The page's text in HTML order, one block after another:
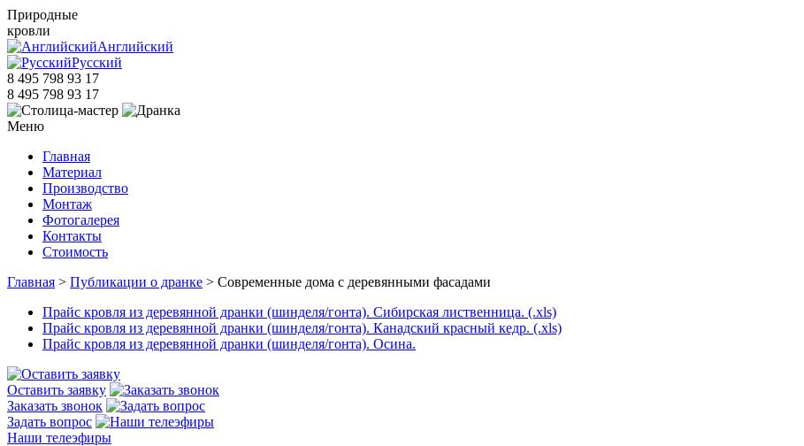
Природные
кровли
Английский
Русский
8 495 798 93 17
8 495 798 93 17
Меню
Главная
Материал
Производство
Монтаж
Фотогалерея
Контакты
Стоимость
Главная > Публикации о дранке > Современные дома с деревянными фасадами
Прайс кровля из деревянной дранки (шинделя/гонта). Сибирская лиственница. (.xls)
Прайс кровля из деревянной дранки (шинделя/гонта). Канадский красный кедр. (.xls)
Прайс кровля из деревянной дранки (шинделя/гонта). Осина.
Оставить заявку
Заказать звонок
Задать вопрос
Наши телеэфиры